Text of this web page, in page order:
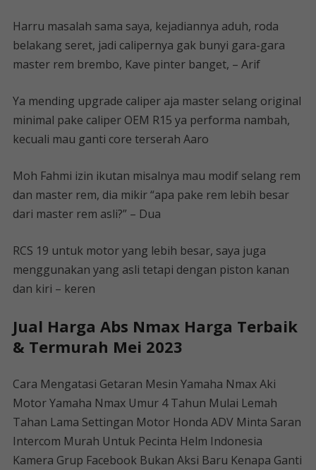
Harru masalah sama saya, kejadiannya aduh, roda
belakang seret, jadi calipernya gak bunyi gara-gara
master rem brembo, Kave pinter banget, – Arif
Ya mending upgrade caliper aja master selang original
minimal pake caliper OEM R15 ya performa nambah,
kecuali mau ganti core terserah Aaro
Moh Fahmi izin ikutan misalnya mau modif selang rem
dan master rem, dia mikir “apa pake rem lebih besar
dari master rem asli?” – Dua
RCS 19 untuk motor yang lebih besar, saya juga
menggunakan yang asli tetapi dengan piston kanan
dan kiri – keren
Jual Harga Abs Nmax Harga Terbaik
& Termurah Mei 2023
Cara Mengatasi Getaran Mesin Yamaha Nmax Aki
Motor Yamaha Nmax Umur 4 Tahun Mulai Lemah
Tahan Lama Settingan Motor Honda ADV Minta Saran
Intercom Murah Untuk Pecinta Helm Indonesia
Kamera Grup Facebook Bukan Aksi Baru Kenapa Ganti